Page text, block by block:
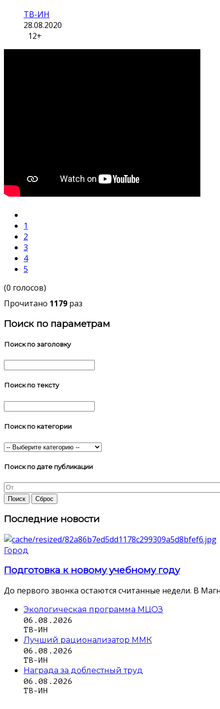
ТВ-ИН
28.08.2020
12+
1
2
3
4
5
(0 голосов)
Прочитано 1179 раз
Поиск по параметрам
Поиск по заголовку
Поиск по тексту
Поиск по категории
Поиск по дате публикации
Последние новости
Город
Подготовка к новому учебному году
До первого звонка остаются считанные недели. В
Экологическая программа МЦОЗ
06.08.2026
ТВ-ИН
Лучший рационализатор ММК
06.08.2026
ТВ-ИН
Награда за доблестный труд
06.08.2026
ТВ-ИН